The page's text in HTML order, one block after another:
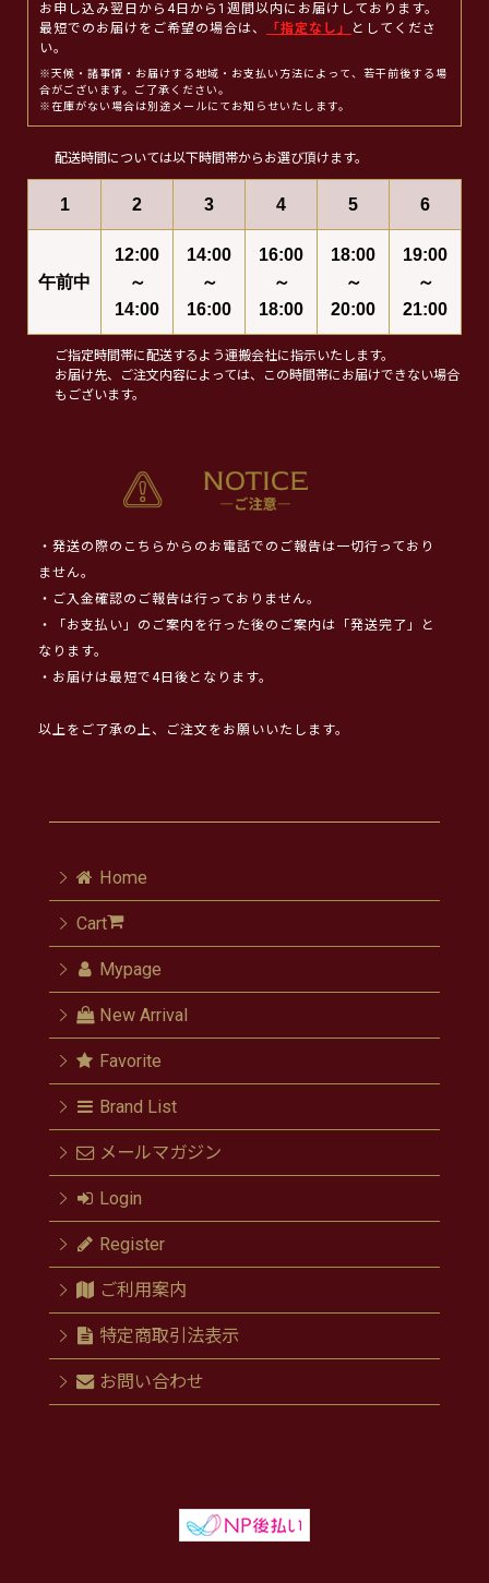
お申し込み翌日から4日から1週間以内にお届けしております。
最短でのお届けをご希望の場合は、
「指定なし」
としてくださ
い。
※天候・諸事情・お届けする地域・お支払い方法によって、若干前後する場
合がございます。ご了承ください。
※在庫がない場合は別途メールにてお知らせいたします。
配送時間については以下時間帯からお選び頂けます。
1 2 3 4 5 6
午前中
12:00
～
14:00
14:00
～
16:00
16:00
～
18:00
18:00
～
20:00
19:00
～
21:00
ご指定時間帯に配送するよう運搬会社に指示いたします。
お届け先、ご注文内容によっては、この時間帯にお届けできない場合
もございます。
・発送の際のこちらからのお電話でのご報告は一切行っており
ません。
・ご入金確認のご報告は行っておりません。
・「お支払い」のご案内を行った後のご案内は「発送完了」と
なります。
・お届けは最短で4日後となります。
以上をご了承の上、ご注文をお願いいたします。
Home
Cart
Mypage
New Arrival
Favorite
Brand List
メールマガジン
Login
Register
ご利用案内
特定商取引法表示
お問い合わせ